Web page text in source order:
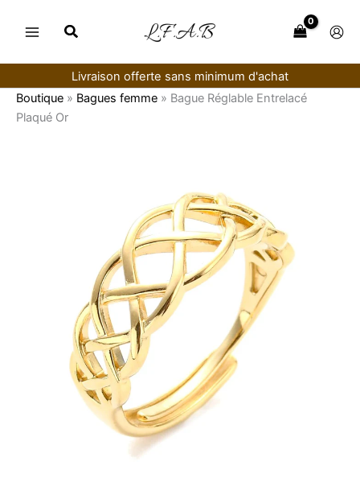
Livraison offerte sans minimum d'achat
Boutique » Bagues femme » Bague Réglable Entrelacé
Plaqué Or